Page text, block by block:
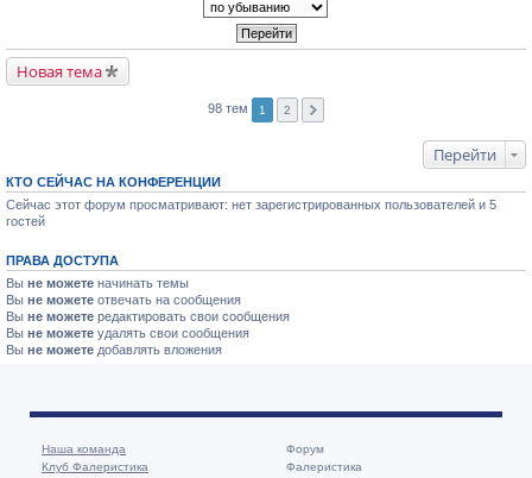
Новая тема
98 тем 1 2
Перейти
КТО СЕЙЧАС НА КОНФЕРЕНЦИИ
Сейчас этот форум просматривают: нет зарегистрированных пользователей и 5
гостей
ПРАВА ДОСТУПА
Вы не можете начинать темы
Вы не можете отвечать на сообщения
Вы не можете редактировать свои сообщения
Вы не можете удалять свои сообщения
Вы не можете добавлять вложения
Наша команда
Клуб Фалеристика
Форум
Фалеристика